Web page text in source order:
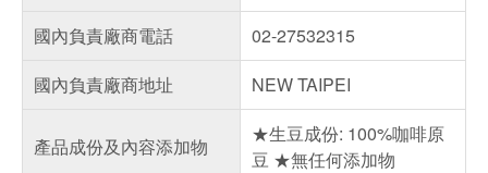
國內負責廠商電話
02-27532315
國內負責廠商地址
NEW TAIPEI
產品成份及內容添加物
★生豆成份: 100%咖啡原
豆 ★無任何添加物